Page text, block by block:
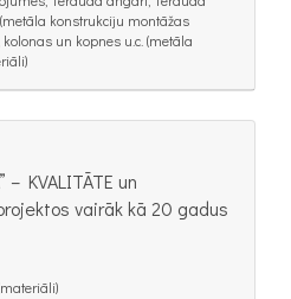
konstrukciju montāžas
un kopnes u.c. (metāla
– KVALITĀTE un
vairāk kā 20 gadus